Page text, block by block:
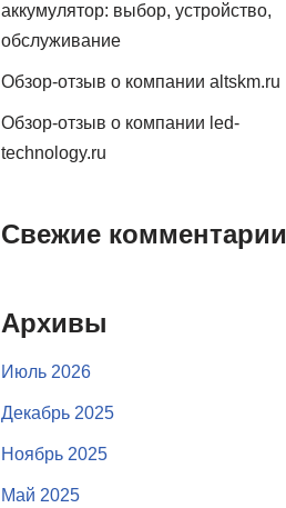
аккумулятор: выбор, устройство,
обслуживание
Обзор-отзыв о компании altskm.ru
Обзор-отзыв о компании led-
technology.ru
Свежие комментарии
Архивы
Июль 2026
Декабрь 2025
Ноябрь 2025
Май 2025